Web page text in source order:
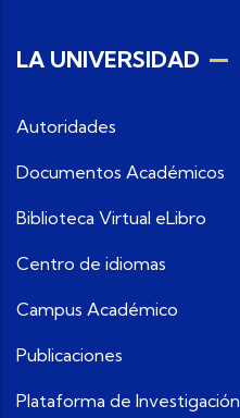
LA UNIVERSIDAD
Autoridades
Documentos Académicos
Biblioteca Virtual eLibro
Centro de idiomas
Campus Académico
Publicaciones
Plataforma de Investigación